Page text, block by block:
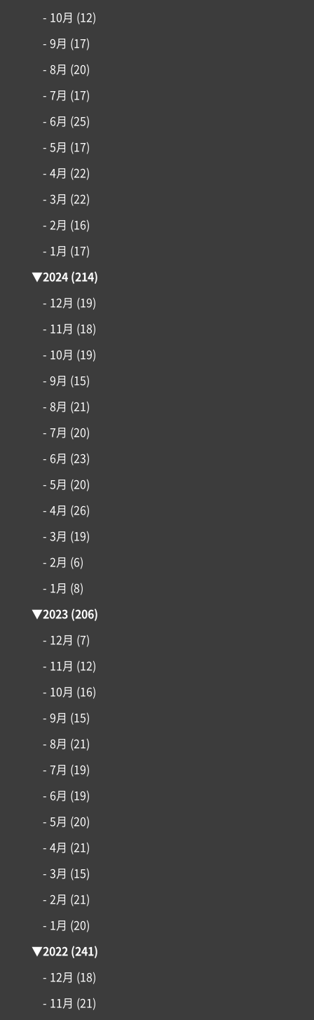
はじめての家づくり
アイフルホームについて
リフォーム・リノベーション
インフォメーション
- 10月 (12)
- 9月 (17)
- 8月 (20)
- 7月 (17)
- 6月 (25)
- 5月 (17)
- 4月 (22)
- 3月 (22)
- 2月 (16)
- 1月 (17)
▼2024(214)
- 12月 (19)
- 11月 (18)
- 10月 (19)
- 9月 (15)
- 8月 (21)
- 7月 (20)
- 6月 (23)
- 5月 (20)
- 4月 (26)
- 3月 (19)
- 2月 (6)
- 1月 (8)
▼2023(206)
- 12月 (7)
- 11月 (12)
- 10月 (16)
- 9月 (15)
- 8月 (21)
- 7月 (19)
- 6月 (19)
- 5月 (20)
- 4月 (21)
- 3月 (15)
- 2月 (21)
- 1月 (20)
▼2022 (241)
- 12月 (18)
- 11月 (21)